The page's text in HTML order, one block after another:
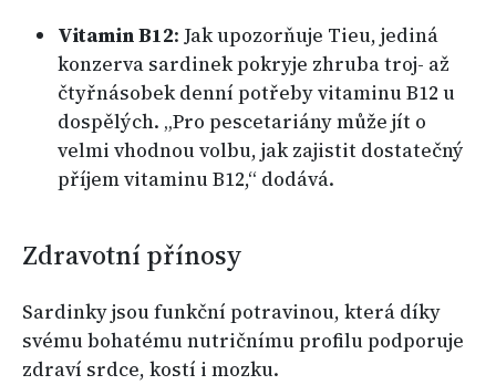
Vitamin B12: Jak upozorňuje Tieu, jediná
konzerva sardinek pokryje zhruba troj- až
čtyřnásobek denní potřeby vitaminu B12 u
dospělých. „Pro pescetariány může jít o
velmi vhodnou volbu, jak zajistit dostatečný
příjem vitaminu B12,“ dodává.
Zdravotní přínosy
Sardinky jsou funkční potravinou, která díky
svému bohatému nutričnímu profilu podporuje
zdraví srdce, kostí i mozku.